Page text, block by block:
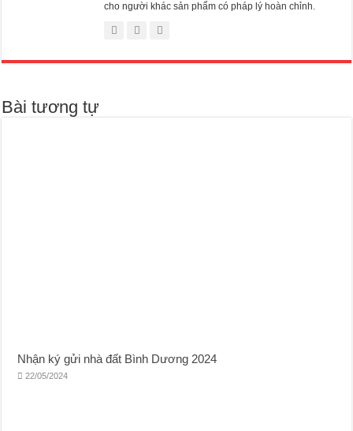
cho người khác sản phẩm có pháp lý hoàn chỉnh.
Bài tương tự
Nhận ký gửi nhà đất Bình Dương 2024
22/05/2024